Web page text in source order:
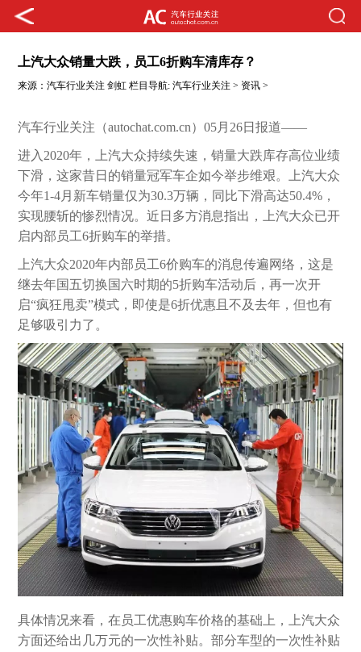
上汽大众销量大跌，员工6折购车清库存？
来源：汽车行业关注 剑虹 栏目导航:汽车行业关注 > 资讯 >
汽车行业关注（autochat.com.cn）05月26日报道——
进入2020年，上汽大众持续失速，销量大跌库存高位业绩
下滑，这家昔日的销量冠军车企如今举步维艰。上汽大众
今年1-4月新车销量仅为30.3万辆，同比下滑高达50.4%，
实现腰斩的惨烈情况。近日多方消息指出，上汽大众已开
启内部员工6折购车的举措。
上汽大众2020年内部员工6价购车的消息传遍网络，这是
继去年国五切换国六时期的5折购车活动后，再一次开
启“疯狂甩卖”模式，即使是6折优惠且不及去年，但也有
足够吸引力了。
具体情况来看，在员工优惠购车价格的基础上，上汽大众
方面还给出几万元的一次性补贴。部分车型的一次性补贴